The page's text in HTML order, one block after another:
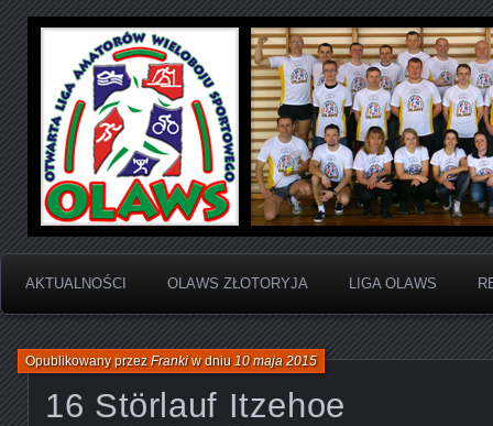
OLAWS | Otwarta
Sportowego
Otwarta Liga Amatorów Wieloboju Sportowego
AKTUALNOŚCI OLAWS ZŁOTORYJA LIGA OLAWS
16 Störlauf Itzehoe
Opublikowany przezFrankiw dniu10 maja 2015